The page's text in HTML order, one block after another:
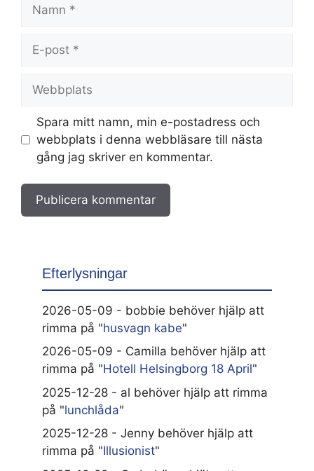
post
Spara mitt namn, min e-postadress och
webbplats i denna webbläsare till nästa
gång jag skriver en kommentar.
Efterlysningar
2026-05-09 - bobbie behöver hjälp att
rimma på "husvagn kabe"
2026-05-09 - Camilla behöver hjälp att
rimma på "Hotell Helsingborg 18 April"
2025-12-28 - al behöver hjälp att rimma
på "lunchlåda"
2025-12-28 - Jenny behöver hjälp att
rimma på "Illusionist"